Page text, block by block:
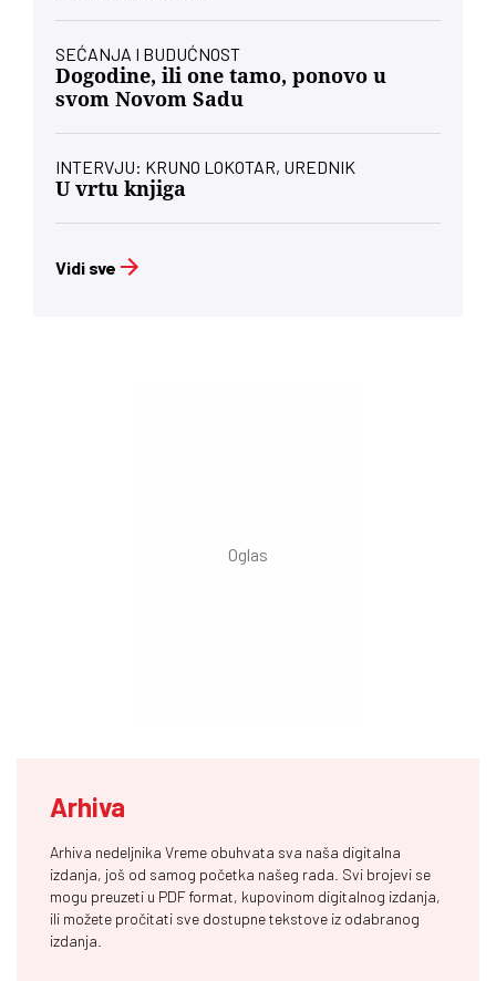
SEĆANJA I BUDUĆNOST
Dogodine, ili one tamo, ponovo u
svom Novom Sadu
INTERVJU: KRUNO LOKOTAR, UREDNIK
U vrtu knjiga
Vidi sve
Arhiva
Arhiva nedeljnika Vreme obuhvata sva naša digitalna
izdanja, još od samog početka našeg rada. Svi brojevi se
mogu preuzeti u PDF format, kupovinom digitalnog izdanja,
ili možete pročitati sve dostupne tekstove iz odabranog
izdanja.